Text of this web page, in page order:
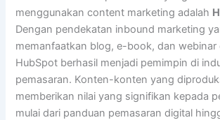
menggunakan content marketing adalah
Dengan pendekatan inbound marketing
memanfaatkan blog, e-book, dan webinar
HubSpot berhasil menjadi pemimpin di
pemasaran. Konten-konten yang
memberikan nilai yang signifikan kepada
mulai dari panduan pemasaran digital